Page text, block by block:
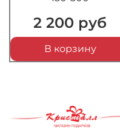
2 200 руб
В корзину